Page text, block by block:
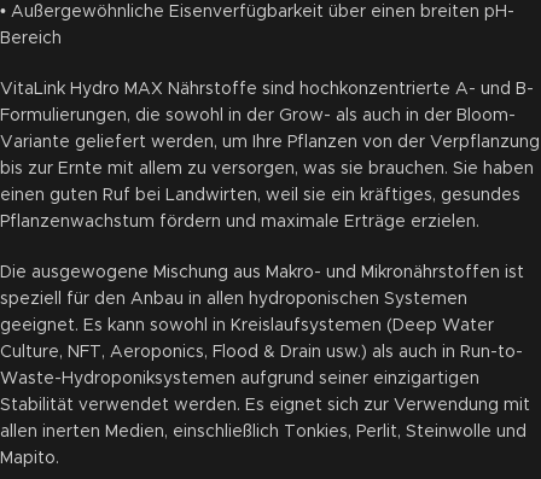
• Außergewöhnliche Eisenverfügbarkeit über einen breiten pH-
Bereich
VitaLink Hydro MAX Nährstoffe sind hochkonzentrierte A- und B-
Formulierungen, die sowohl in der Grow- als auch in der Bloom-
Variante geliefert werden, um Ihre Pflanzen von der Verpflanzung
bis zur Ernte mit allem zu versorgen, was sie brauchen. Sie haben
einen guten Ruf bei Landwirten, weil sie ein kräftiges, gesundes
Pflanzenwachstum fördern und maximale Erträge erzielen.
Die ausgewogene Mischung aus Makro- und Mikronährstoffen ist
speziell für den Anbau in allen hydroponischen Systemen
geeignet. Es kann sowohl in Kreislaufsystemen (Deep Water
Culture, NFT, Aeroponics, Flood & Drain usw.) als auch in Run-to-
Waste-Hydroponiksystemen aufgrund seiner einzigartigen
Stabilität verwendet werden. Es eignet sich zur Verwendung mit
allen inerten Medien, einschließlich Tonkies, Perlit, Steinwolle und
Mapito.